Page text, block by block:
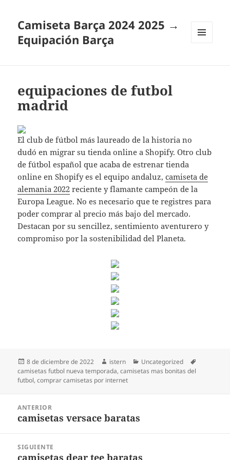
Camiseta Barça 2024 2025 →
Equipación Barça
equipaciones de futbol
madrid
El club de fútbol más laureado de la historia no
dudó en migrar su tienda online a Shopify. Otro club
de fútbol español que acaba de estrenar tienda
online en Shopify es el equipo andaluz,camiseta de
alemania 2022 reciente y flamante campeón de la
Europa League. No es necesario que te registres para
poder comprar al precio más bajo del mercado.
Destacan por su sencillez, sentimiento aventurero y
compromiso por la sostenibilidad del Planeta.
Publicado
el
8 de diciembre de 2022 Autor
istern Categorías
Uncategorized
camisetas futbol nueva temporada,camisetas mas bonitas del
futbol,comprar camisetas por internet
entradas
ANTERIOR
Entrada
camisetas versace baratas
SIGUIENTE
Entrada
camisetas dear tee baratas